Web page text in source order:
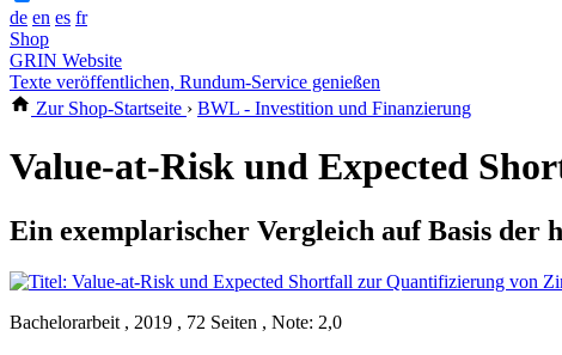
de en es fr
Shop
GRIN Website
Texte veröffentlichen, Rundum-Service genießen
Zur Shop-Startseite › BWL - Investition und Finanzierung
Value-at-Risk und Expected
Ein exemplarischer Vergleich auf Basis der
Bachelorarbeit , 2019 , 72 Seiten , Note: 2,0